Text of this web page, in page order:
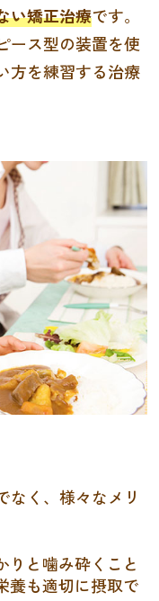
い矯正治療です。
ース型の装置を使
方を練習する治療
なく、様々なメリ
りと噛み砕くこと
養も適切に摂取で